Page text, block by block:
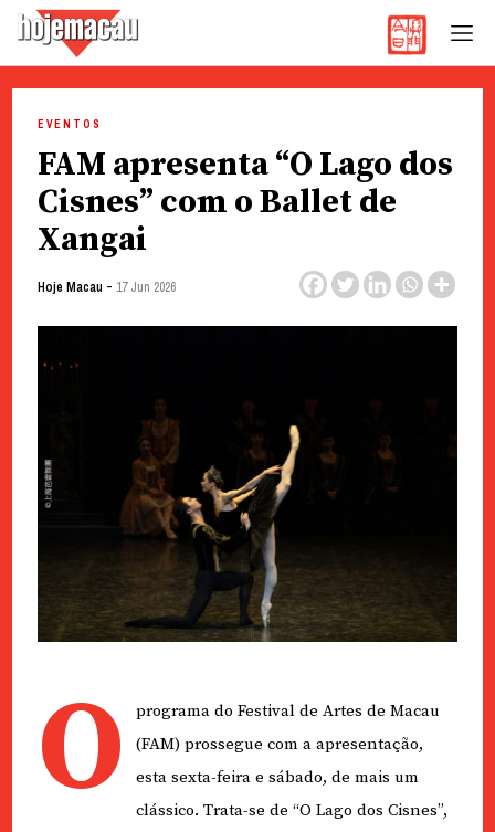
content
EVENTOS
FAM apresenta “O Lago dos
Cisnes” com o Ballet de
Xangai
Hoje Macau - 17 Jun 2026
O
programa do Festival de Artes de Macau
(FAM) prossegue com a apresentação,
esta sexta-feira e sábado, de mais um
clássico. Trata-se de “O Lago dos Cisnes”,